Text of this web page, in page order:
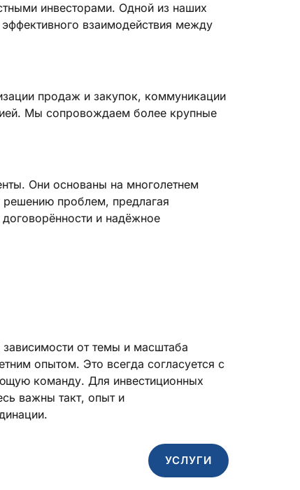
инвесторами. Одной из наших
взаимодействия между
продаж и закупок, коммуникации
Мы сопровождаем более крупные
Они основаны на многолетнем
проблем, предлагая
и надёжное
от темы и масштаба
опытом. Это всегда согласуется с
команду. Для инвестиционных
важны такт, опыт и
УСЛУГИ